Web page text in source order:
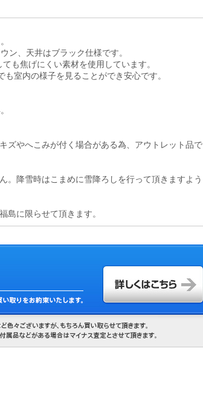
ン、天井はブラック仕様です。
も焦げにくい素材を使用しています。
室内の様子を見ることができ安心です。
ズやへこみが付く場合がある為、アウトレット品で
降雪時はこまめに雪降ろしを行って頂きますよう
島に限らせて頂きます。